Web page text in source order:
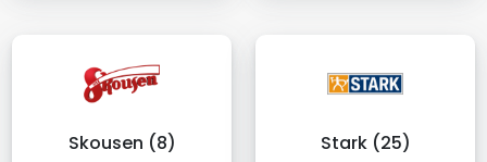
Skousen (8) Stark (25)